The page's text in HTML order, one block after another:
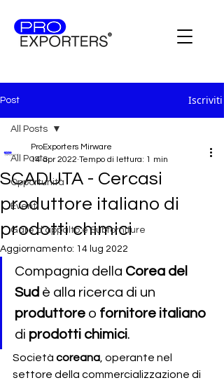
Post Iscriviti
All Posts
Opportunità
Eventi
Gare d'appalto e Subforniture
All Posts
SCADUTA - Cercasi
produttore italiano di
prodotti chimici
ProExporters Mirware
14 apr 2022 Tempo di lettura: 1 min
Aggiornamento: 14 lug 2022
Compagnia della Corea del
Sud è alla ricerca di un
produttore o fornitore italiano
di prodotti chimici.
Società coreana , operante nel
settore della commercializzazione di